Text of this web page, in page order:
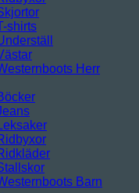
shirts
Herr
Barn